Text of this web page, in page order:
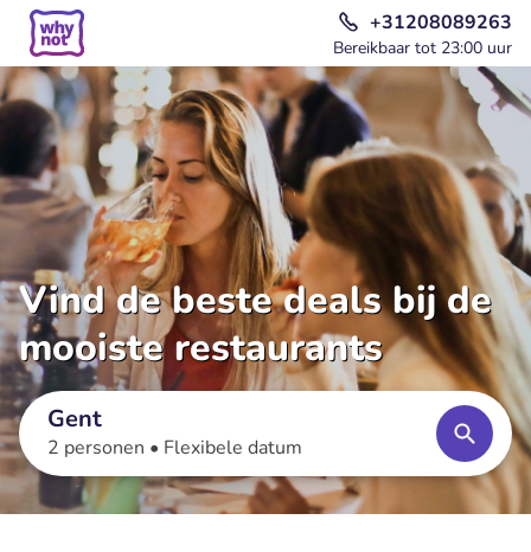
+31208089263
Bereikbaar tot 23:00 uur
Vind de beste deals bij de
mooiste restaurants
Gent
2 personen • Flexibele datum